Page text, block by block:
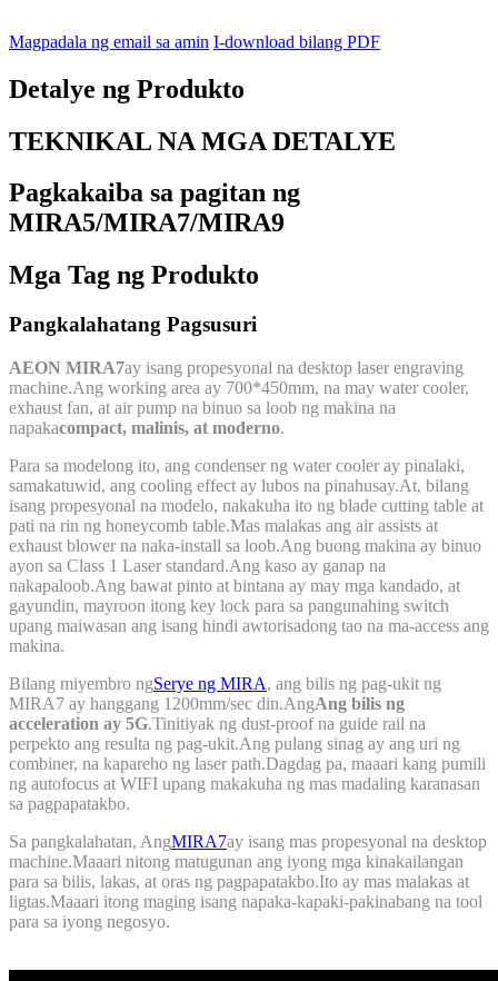
Magpadala ng email sa amin I-download bilang PDF
Detalye ng Produkto
TEKNIKAL NA MGA DETALYE
Pagkakaiba sa pagitan ng
MIRA5/MIRA7/MIRA9
Mga Tag ng Produkto
Pangkalahatang Pagsusuri
AEON MIRA7ay isang propesyonal na desktop laser engraving
machine.Ang working area ay 700*450mm, na may water cooler,
exhaust fan, at air pump na binuo sa loob ng makina na
napakacompact, malinis, at moderno.
Para sa modelong ito, ang condenser ng water cooler ay pinalaki,
samakatuwid, ang cooling effect ay lubos na pinahusay.At, bilang
isang propesyonal na modelo, nakakuha ito ng blade cutting table at
pati na rin ng honeycomb table.Mas malakas ang air assists at
exhaust blower na naka-install sa loob.Ang buong makina ay binuo
ayon sa Class 1 Laser standard.Ang kaso ay ganap na
nakapaloob.Ang bawat pinto at bintana ay may mga kandado, at
gayundin, mayroon itong key lock para sa pangunahing switch
upang maiwasan ang isang hindi awtorisadong tao na ma-access ang
makina.
Bilang miyembro ngSerye ng MIRA, ang bilis ng pag-ukit ng
MIRA7 ay hanggang 1200mm/sec din.AngAng bilis ng
acceleration ay 5G.Tinitiyak ng dust-proof na guide rail na
perpekto ang resulta ng pag-ukit.Ang pulang sinag ay ang uri ng
combiner, na kapareho ng laser path.Dagdag pa, maaari kang pumili
ng autofocus at WIFI upang makakuha ng mas madaling karanasan
sa pagpapatakbo.
Sa pangkalahatan, AngMIRA7ay isang mas propesyonal na desktop
machine.Maaari nitong matugunan ang iyong mga kinakailangan
para sa bilis, lakas, at oras ng pagpapatakbo.Ito ay mas malakas at
ligtas.Maaari itong maging isang napaka-kapaki-pakinabang na tool
para sa iyong negosyo.